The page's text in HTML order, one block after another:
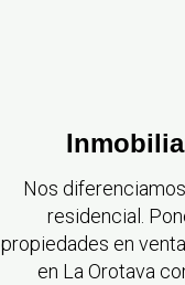
Nos
residencial.
propiedades en
en La Orotava